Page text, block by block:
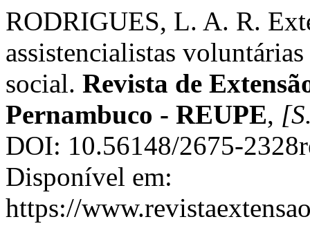
RODRIGUES, L. A. R.
assistencialistas
social. Revista de
Pernambuco - REUPE,
DOI: 10.56148/2675-
Disponível em:
https://